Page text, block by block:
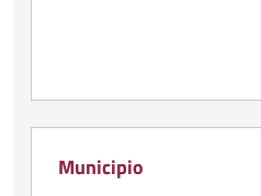
Municipio